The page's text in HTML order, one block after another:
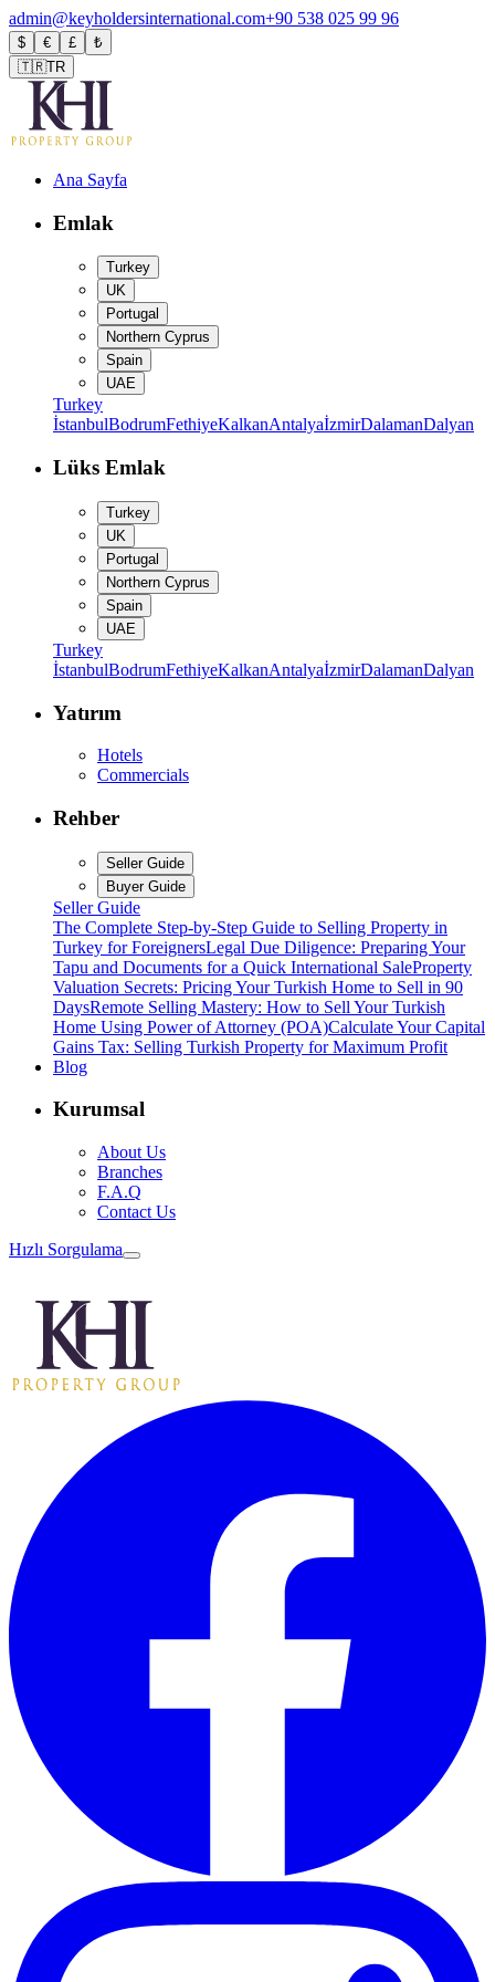
admin@keyholdersinternational.com+90 538 025 99 96
$ € £
₺
🇹🇷TR
Ana Sayfa
Emlak
Turkey
UK
Portugal
Northern Cyprus
Spain
UAE
Turkey
İstanbulBodrumFethiyeKalkanAntalyaİzmirDalamanDalyan
Lüks Emlak
Turkey
UK
Portugal
Northern Cyprus
Spain
UAE
Turkey
İstanbulBodrumFethiyeKalkanAntalyaİzmirDalamanDalyan
Yatırım
Hotels
Commercials
Rehber
Seller Guide
Buyer Guide
Seller Guide
The Complete Step-by-Step Guide to Selling Property in
Turkey for ForeignersLegal Due Diligence: Preparing Your
Tapu and Documents for a Quick International SaleProperty
Valuation Secrets: Pricing Your Turkish Home to Sell in 90
DaysRemote Selling Mastery: How to Sell Your Turkish
Home Using Power of Attorney (POA)Calculate Your Capital
Gains Tax: Selling Turkish Property for Maximum Profit
Blog
Kurumsal
About Us
Branches
F.A.Q
Contact Us
Hızlı Sorgulama